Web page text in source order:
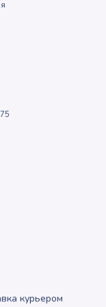
курьером